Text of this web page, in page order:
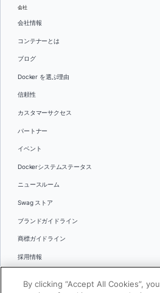
会社
会社情報
コンテナーとは
ブログ
Docker を選ぶ理由
信頼性
カスタマーサクセス
パートナー
イベント
Dockerシステムステータス
ニュースルーム
Swag ストア
ブランドガイドライン
商標ガイドライン
採用情報
言語By clicking “Accept All Cookies”,